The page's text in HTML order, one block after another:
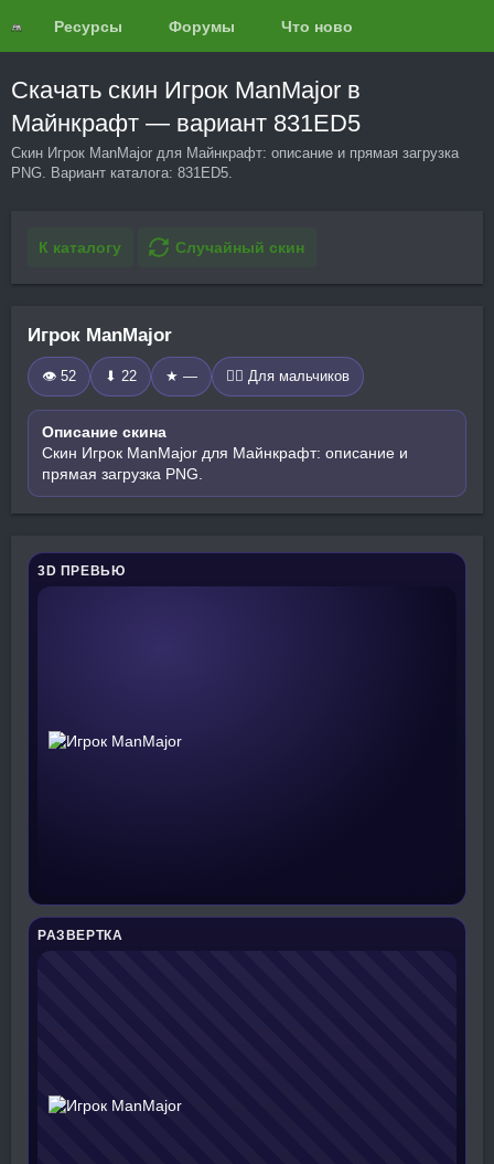
Ресурсы Форумы Что нового?
Скачать скин Игрок ManMajor в
Майнкрафт — вариант 831ED5
Скин Игрок ManMajor для Майнкрафт: описание и прямая загрузка
PNG. Вариант каталога: 831ED5.
К каталогу Случайный скин
Игрок ManMajor
👁 52 ⬇ 22 ★ — 🧍‍♂️ Для мальчиков
Описание скина
Скин Игрок ManMajor для Майнкрафт: описание и
прямая загрузка PNG.
3D ПРЕВЬЮ
РАЗВЕРТКА